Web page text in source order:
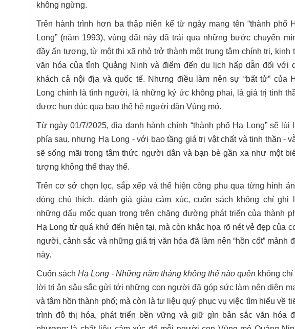
không ngừng.
Trên hành trình hơn ba thập niên kể từ ngày mang tên “thành phố
Long” (năm 1993), vùng đất này đã trải qua những bước chuyển
đầy ấn tượng, từ một thị xã nhỏ trở thành một trung tâm chính trị, kinh
văn hóa của tỉnh Quảng Ninh và điểm đến du lịch hấp dẫn đối với
khách cả nội địa và quốc tế. Nhưng điều làm nên sự “bất tử” của
Long chính là tình người, là những ký ức không phai, là giá trị tinh
được hun đúc qua bao thế hệ người dân Vùng mỏ.
Từ ngày 01/7/2025, địa danh hành chính “thành phố Hạ Long” sẽ lùi
phía sau, nhưng Hạ Long - với bao tầng giá trị vật chất và tinh thần -
sẽ sống mãi trong tâm thức người dân và bạn bè gần xa như một
tượng không thể thay thế.
Trên cơ sở chọn lọc, sắp xếp và thể hiện công phu qua từng hình
dòng chú thích, đánh giá giàu cảm xúc, cuốn sách không chỉ ghi
những dấu mốc quan trọng trên chặng đường phát triển của thành
Hạ Long từ quá khứ đến hiện tại, mà còn khắc họa rõ nét vẻ đẹp của
người, cảnh sắc và những giá trị văn hóa đã làm nên “hồn cốt” mảnh
này.
Cuốn sách Hạ Long - Những năm tháng không thể nào quênkhông chỉ
lời tri ân sâu sắc gửi tới những con người đã góp sức làm nên diện
và tâm hồn thành phố; mà còn là tư liệu quý phục vụ việc tìm hiểu về
trình đô thị hóa, phát triển bền vững và giữ gìn bản sắc văn hóa
Tác giả PGS.TS. Vũ Trọng Lâm -
ThS. Lê Thanh Tùng
Tác giả Nguyễn Văn Linh Tác giả Đào Trinh